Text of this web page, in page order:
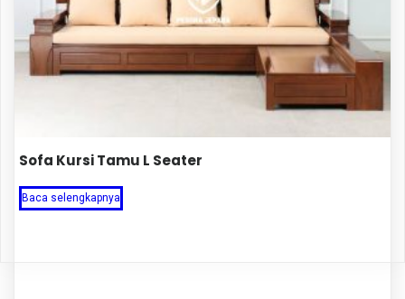
Sofa Kursi Tamu L Seater
Baca selengkapnya